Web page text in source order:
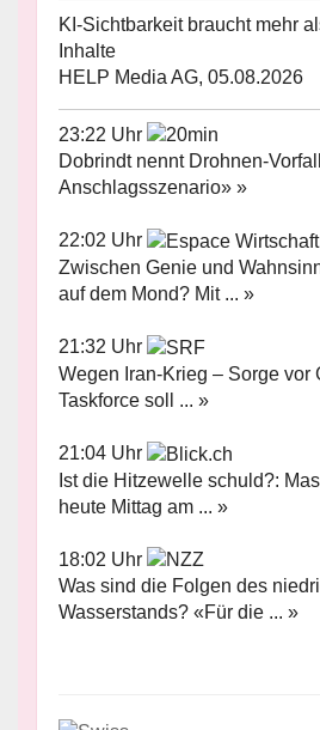
KI-Sichtbarkeit braucht mehr
Inhalte
HELP Media AG, 05.08.2026
23:22 Uhr
Dobrindt nennt Drohnen-
Anschlagsszenario» »
22:02 Uhr
Zwischen Genie und
auf dem Mond? Mit ... »
21:32 Uhr
Wegen Iran-Krieg – Sorge vor
Taskforce soll ... »
21:04 Uhr
Ist die Hitzewelle schuld?:
heute Mittag am ... »
18:02 Uhr
Was sind die Folgen des
Wasserstands? «Für die ... »